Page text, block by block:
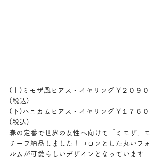
(上)ミモザ風ピアス・イヤリング ¥２０９０
(税込)
(下)ハニカムピアス・イヤリング ¥１７６０
(税込)
春の定番で世界の女性へ向けて「ミモザ」モ
チーフ納品しました！コロンとした丸いフォ
ルムが可愛らしいデザインとなっています